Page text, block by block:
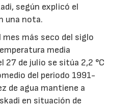
según explicó el
una nota.
mes más seco del siglo
media
27 de julio se sitúa 2,2 °C
del periodo 1991-
de agua mantiene a
en situación de